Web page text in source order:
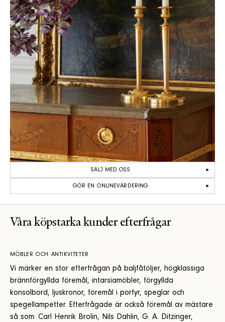
SÄLJ MED OSS
GÖR EN ONLINEVÄRDERING
Våra köpstarka kunder efterfrågar
MÖBLER OCH ANTIKVITETER
Vi märker en stor efterfrågan på baljfåtöljer, högklassiga
brännförgyllda föremål, intarsiamöbler, förgyllda
konsolbord, ljuskronor, föremål i porfyr, speglar och
spegellampetter. Efterfrågade är också föremål av mästare
så som: Carl Henrik Brolin, Nils Dahlin, G. A. Ditzinger,